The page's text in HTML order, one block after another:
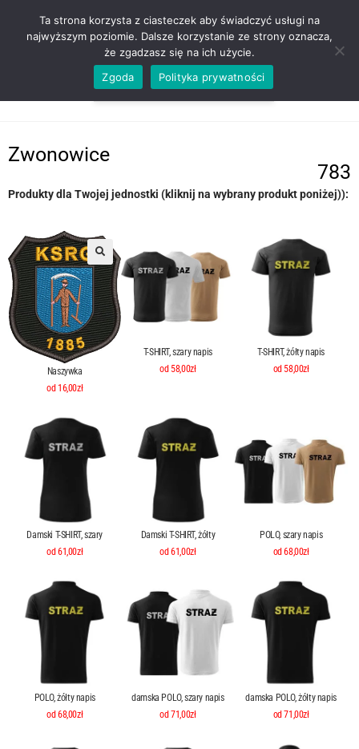
ZADZWOŃ TEL. 600 352 938
Zwonowice
783
Produkty dla Twojej jednostki (kliknij na wybrany produkt poniżej)):
Naszywka
od 16,00zł
T-SHIRT, szary napis
od 58,00zł
T-SHIRT, żółty napis
od 58,00zł
Damski T-SHIRT, szary
od 61,00zł
Damski T-SHIRT, żółty
od 61,00zł
POLO, szary napis
od 68,00zł
POLO, żółty napis
od 68,00zł
damska POLO, szary napis
od 71,00zł
damska POLO, żółty napis
od 71,00zł
Ta strona korzysta z ciasteczek aby świadczyć usługi na
najwyższym poziomie. Dalsze korzystanie ze strony oznacza,
że zgadzasz się na ich użycie.
Zgoda
Polityka prywatności